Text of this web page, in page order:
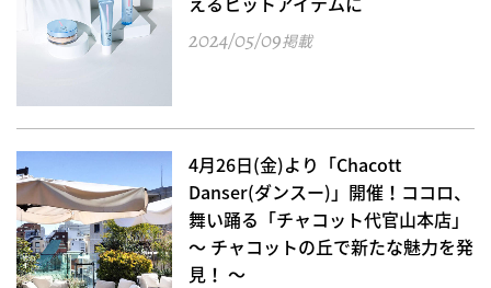
2024/05/09掲載
4月26日(金)より「Chacott
Danser(ダンスー)」開催！ココロ、
舞い踊る「チャコット代官山本店」
～ チャコットの丘で新たな魅力を発
見！ ～